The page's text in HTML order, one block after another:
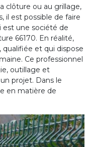
clôture ou au grillage,
il est possible de faire
est une société de
66170. En réalité,
qualifiée et qui dispose
Ce professionnel
outillage et
projet. Dans le
en matière de